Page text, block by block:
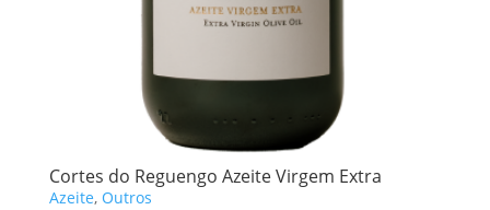
Cortes do Reguengo Azeite Virgem Extra
Azeite, Outros